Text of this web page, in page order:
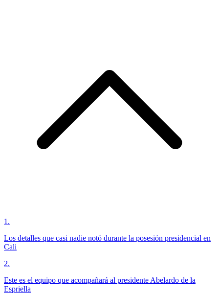
1 .
Los detalles que casi nadie notó durante la posesión presidencial en
Cali
2.
Este es el equipo que acompañará al presidente Abelardo de la
Espriella